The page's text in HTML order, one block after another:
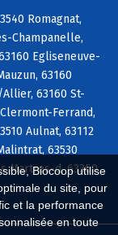
Biocoop utilise
du site, pour
et la performance
en toute
Romagnat,
Champanelle,
Egliseneuve-
63160
63160 St-
Ferrand,
Aulnat, 63112
63530
Martres-d, 63360